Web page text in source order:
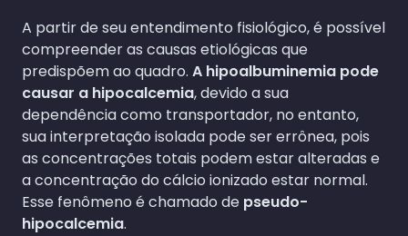
A partir de seu entendimento fisiológico, é possível
compreender as causas etiológicas que
predispõem ao quadro. A hipoalbuminemia pode
causar a hipocalcemia, devido a sua
dependência como transportador, no entanto,
sua interpretação isolada pode ser errônea, pois
as concentrações totais podem estar alteradas e
a concentração do cálcio ionizado estar normal.
Esse fenômeno é chamado de pseudo-
hipocalcemia.